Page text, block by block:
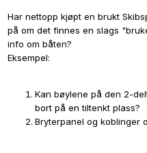
Har nettopp kjøpt en brukt
på om det finnes en slags
info om båten?
Eksempel:
Kan bøylene på den 2-
bort på en tiltenkt plass?
Bryterpanel og koblinger